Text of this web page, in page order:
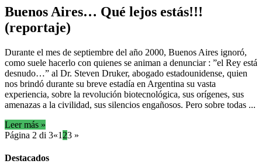
Buenos Aires… Qué lejos estás!!!
(reportaje)
Durante el mes de septiembre del año 2000, Buenos Aires ignoró,
como suele hacerlo con quienes se animan a denunciar : ”el Rey está
desnudo…” al Dr. Steven Druker, abogado estadounidense, quien
nos brindó durante su breve estadía en Argentina su vasta
experiencia, sobre la revolución biotecnológica, sus orígenes, sus
amenazas a la civilidad, sus silencios engañosos. Pero sobre todas ...
Leer más »
Página 2 di 3«1 23 »
Destacados